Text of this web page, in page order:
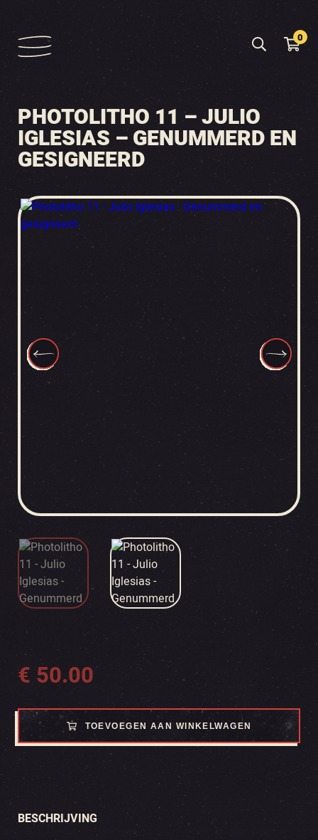
0
PHOTOLITHO 11 – JULIO
IGLESIAS – GENUMMERD EN
GESIGNEERD
€ 50.00
TOEVOEGEN AAN WINKELWAGEN
BESCHRIJVING